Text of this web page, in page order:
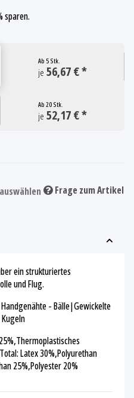
sparen.
Ab 5 Stk.
je 56,67 € *
Ab 20 Stk.
je 52,17 € *
Frage zum Artikel
ein strukturiertes
und Flug.
- Bälle|Gewickelte
Latex 30%,Polyurethan
25%,Polyester 20%